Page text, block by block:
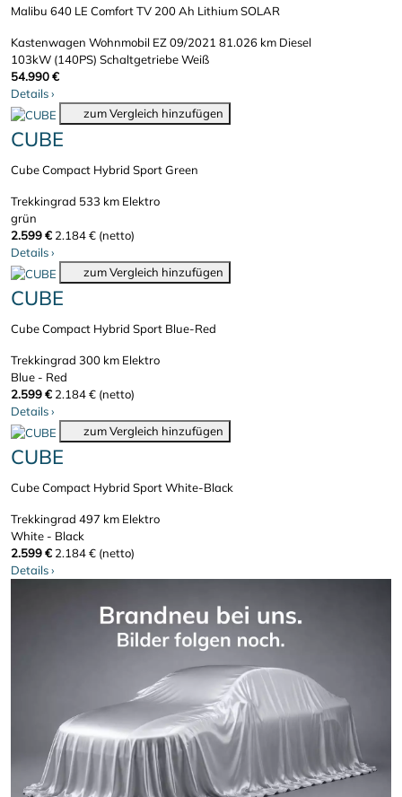
Malibu 640 LE Comfort TV 200 Ah Lithium SOLAR
Kastenwagen Wohnmobil EZ 09/2021 81.026 km Diesel
103kW (140PS) SchaltgetriebeWeiß
54.990 €
Details›
zum Vergleich hinzufügen
CUBE
Cube Compact Hybrid Sport Green
Trekkingrad 533 km Elektro
grün
2.599 € 2.184 € (netto)
Details›
zum Vergleich hinzufügen
CUBE
Cube Compact Hybrid Sport Blue-Red
Trekkingrad 300 km Elektro
Blue - Red
2.599 € 2.184 € (netto)
Details›
zum Vergleich hinzufügen
CUBE
Cube Compact Hybrid Sport White-Black
Trekkingrad 497 km Elektro
White - Black
2.599 € 2.184 € (netto)
Details›